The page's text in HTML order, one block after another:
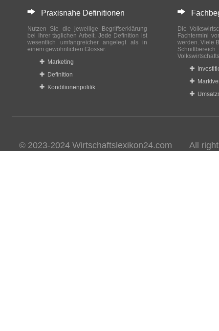
Praxisnahe Definitionen
Nutzen Sie die jeweilige Begriffserklärung
bei Ihrer täglichen Arbeit. Jede Definition ist
wesentlich umfangreicher angelegt als in
einem gewöhnlichen Glossar.
Marketing
Definition
Konditionenpolitik
Die
Fachtermini
werden. Viele
© 2023-2024 Wirtschaftslexikon24.com All